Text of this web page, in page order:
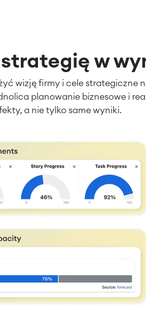
strategię w
wizję firmy i cele
planowanie biznesowe i
a nie tylko same wyniki.